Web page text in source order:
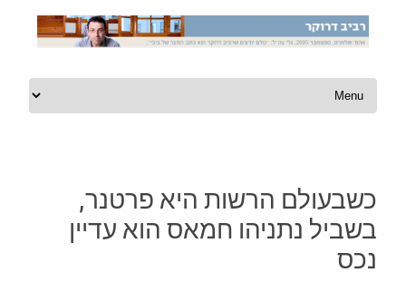
Skip to content
כשבעולם הרשות היא פרטנר,
בשביל נתניהו חמאס הוא עדיין
נכס